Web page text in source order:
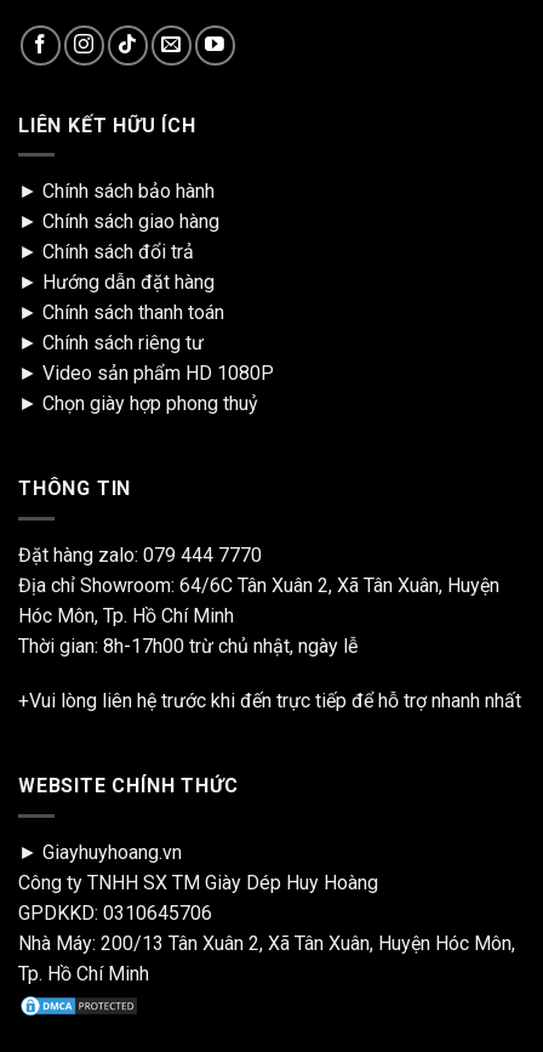
LIÊN KẾT HỮU ÍCH
► Chính sách bảo hành
► Chính sách giao hàng
► Chính sách đổi trả
► Hướng dẫn đặt hàng
► Chính sách thanh toán
► Chính sách riêng tư
► Video sản phẩm HD 1080P
► Chọn giày hợp phong thuỷ
THÔNG TIN
Đặt hàng zalo: 079 444 7770
Địa chỉ Showroom: 64/6C Tân Xuân 2, Xã Tân Xuân, Huyện
Hóc Môn, Tp. Hồ Chí Minh
Thời gian: 8h-17h00 trừ chủ nhật, ngày lễ
+Vui lòng liên hệ trước khi đến trực tiếp để hỗ trợ nhanh nhất
WEBSITE CHÍNH THỨC
► Giayhuyhoang.vn
Công ty TNHH SX TM Giày Dép Huy Hoàng
GPDKKD: 0310645706
Nhà Máy: 200/13 Tân Xuân 2, Xã Tân Xuân, Huyện Hóc Môn,
Tp. Hồ Chí Minh